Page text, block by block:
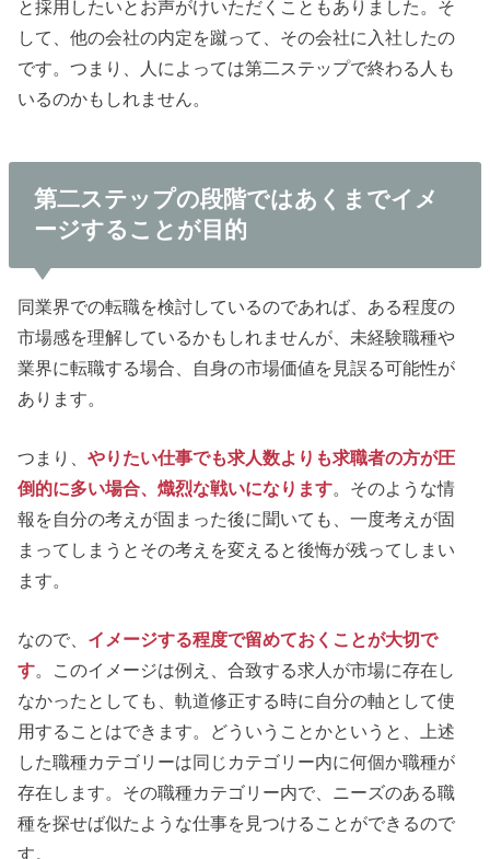
と採用したいとお声がけいただくこともありました。そ
して、他の会社の内定を蹴って、その会社に入社したの
です。つまり、人によっては第二ステップで終わる人も
いるのかもしれません。
第二ステップの段階ではあくまでイメ
ージすることが目的
同業界での転職を検討しているのであれば、ある程度の
市場感を理解しているかもしれませんが、未経験職種や
業界に転職する場合、自身の市場価値を見誤る可能性が
あります。
つまり、やりたい仕事でも求人数よりも求職者の方が圧
倒的に多い場合、熾烈な戦いになります。そのような情
報を自分の考えが固まった後に聞いても、一度考えが固
まってしまうとその考えを変えると後悔が残ってしまい
ます。
なので、 イメージする程度で留めておくことが大切で
す。このイメージは例え、合致する求人が市場に存在し
なかったとしても、軌道修正する時に自分の軸として使
用することはできます。どういうことかというと、上述
した職種カテゴリーは同じカテゴリー内に何個か職種が
存在します。その職種カテゴリー内で、ニーズのある職
種を探せば似たような仕事を見つけることができるので
す。